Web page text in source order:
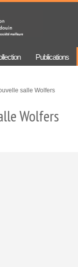
Publications
salle Wolfers
Wolfers